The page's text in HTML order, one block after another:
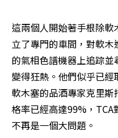
這兩個人開始著手根除
立了專門的車間，對軟
的氣相色譜機器上追踪
變得狂熱。他們似乎已
軟木塞的品酒專家克里
格率已經高達99%，
不再是一個大問題。